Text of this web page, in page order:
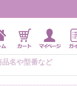
別おすすめ商品を見